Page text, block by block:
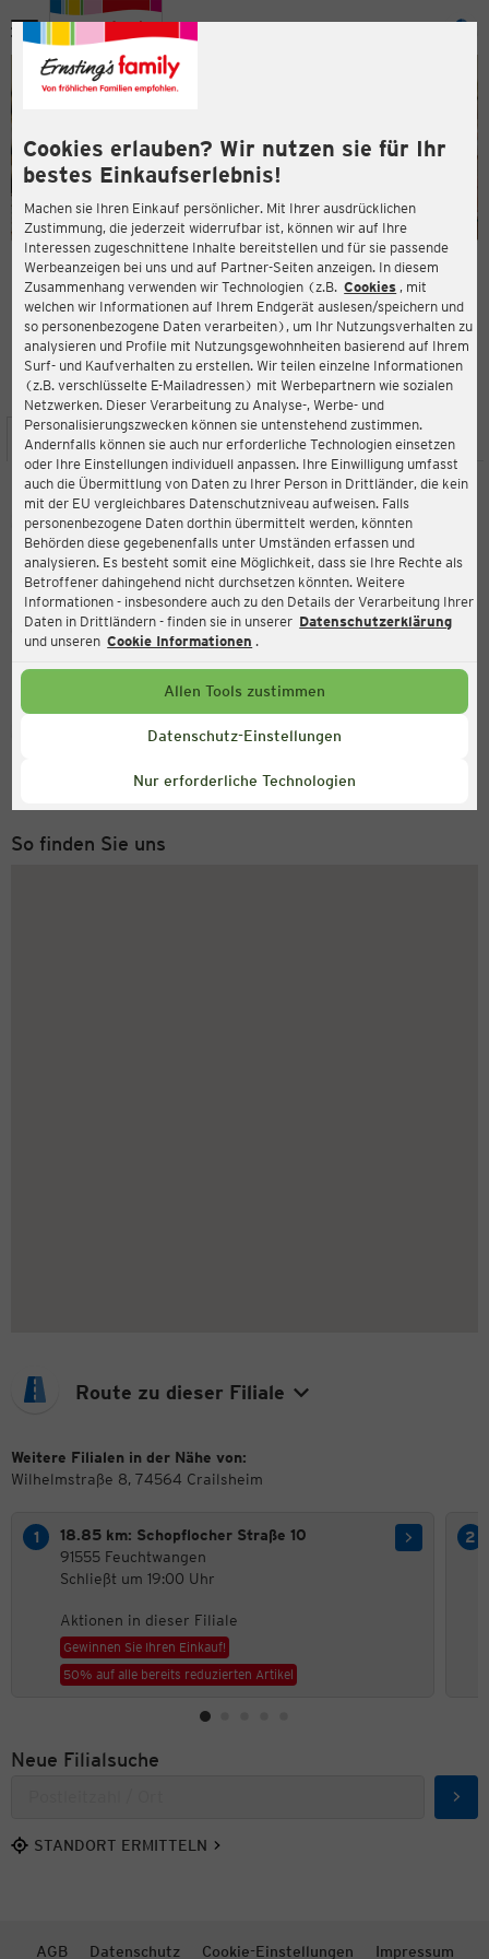
Cookies erlauben? Wir nutzen sie für Ihr
bestes Einkaufserlebnis!
Machen sie Ihren Einkauf persönlicher. Mit Ihrer ausdrücklichen
Zustimmung, die jederzeit widerrufbar ist, können wir auf Ihre
Interessen zugeschnittene Inhalte bereitstellen und für sie passende
Werbeanzeigen bei uns und auf Partner-Seiten anzeigen. In diesem
Zusammenhang verwenden wir Technologien (z.B. Cookies , mit
welchen wir Informationen auf Ihrem Endgerät auslesen/speichern und
so personenbezogene Daten verarbeiten), um Ihr Nutzungsverhalten zu
analysieren und Profile mit Nutzungsgewohnheiten basierend auf Ihrem
Surf- und Kaufverhalten zu erstellen. Wir teilen einzelne Informationen
(z.B. verschlüsselte E-Mailadressen) mit Werbepartnern wie sozialen
Netzwerken. Dieser Verarbeitung zu Analyse-, Werbe- und
Personalisierungszwecken können sie untenstehend zustimmen.
Andernfalls können sie auch nur erforderliche Technologien einsetzen
oder Ihre Einstellungen individuell anpassen. Ihre Einwilligung umfasst
auch die Übermittlung von Daten zu Ihrer Person in Drittländer, die kein
mit der EU vergleichbares Datenschutzniveau aufweisen. Falls
personenbezogene Daten dorthin übermittelt werden, könnten
Behörden diese gegebenenfalls unter Umständen erfassen und
analysieren. Es besteht somit eine Möglichkeit, dass sie Ihre Rechte als
Betroffener dahingehend nicht durchsetzen könnten. Weitere
Informationen - insbesondere auch zu den Details der Verarbeitung Ihrer
Daten in Drittländern - finden sie in unserer Datenschutzerklärung
und unseren Cookie Informationen .
Allen Tools zustimmen
Datenschutz-Einstellungen
Nur erforderliche Technologien
Menü
ERNSTING'S FAMILY FILIALE
Wilhelmstraße 8
74564 Crailsheim
4,4
Bewertung:
STANDORT SERVICES SORTIMENT AKTIONEN
Ernsting's family
Wilhelmstraße 8, 74564 Crailsheim
Aktuell:
Geöffnet
Service Hotline
Montag bis Freitag 8-18 Uhr
So finden Sie uns
Route zu dieser Filiale
Weitere Filialen in der Nähe von:
Wilhelmstraße 8, 74564 Crailsheim
18.85 km: Schopflocher Straße 10
91555 Feuchtwangen
Schließt um 19:00 Uhr
Aktionen in dieser Filiale
Gewinnen Sie Ihren Einkauf!
50% auf alle bereits reduzierten Artikel
Neue Filialsuche
STANDORT ERMITTELN
AGB Datenschutz Cookie-Einstellungen Impressum